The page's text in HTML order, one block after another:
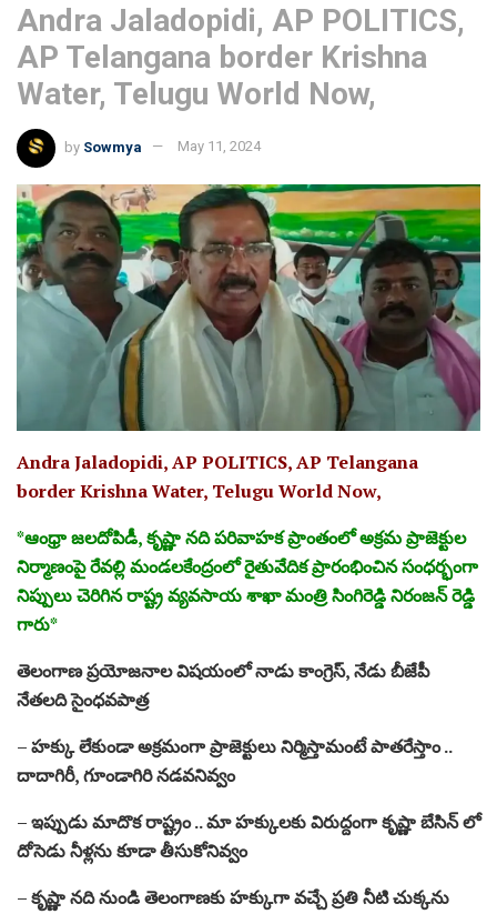
Andra Jaladopidi, AP POLITICS,
AP Telangana border Krishna
Water, Telugu World Now,
by Sowmya May 11, 2024
Andra Jaladopidi, AP POLITICS, AP Telangana
border Krishna Water, Telugu World Now,
*ఆంధ్రా జలదోపిడీ, కృష్ణా నది పరివాహక ప్రాంతంలో అక్రమ ప్రాజెక్టుల
నిర్మాణంపై రేవల్లి మండలకేంద్రంలో రైతువేదిక ప్రారంభించిన సంధర్భంగా
నిప్పులు చెరిగిన రాష్ట్ర వ్యవసాయ శాఖా మంత్రి సింగిరెడ్డి నిరంజన్ రెడ్డి
గారు*
తెలంగాణ ప్రయోజనాల విషయంలో నాడు కాంగ్రెస్, నేడు బీజేపీ
నేతలది సైంధవపాత్ర
– హక్కు లేకుండా అక్రమంగా ప్రాజెక్టులు నిర్మిస్తామంటే పాతరేస్తాం ..
దాదాగిరీ, గూండాగిరి నడవనివ్వం
– ఇప్పుడు మాదొక రాష్ట్రం .. మా హక్కులకు విరుద్దంగా కృష్ణా బేసిన్ లో
దోసెడు నీళ్లను కూడా తీసుకోనివ్వం
– కృష్ణా నది నుండి తెలంగాణకు హక్కుగా వచ్చే ప్రతి నీటి చుక్కను